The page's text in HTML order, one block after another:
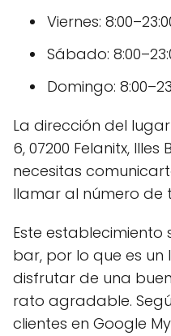
Viernes:
Sábado:
Domingo:
La dirección del
6, 07200 Felanitx, Illes
necesitas
llamar al número de
Este establecimiento
bar, por lo que es
disfrutar de una
rato agradable.
clientes en Google